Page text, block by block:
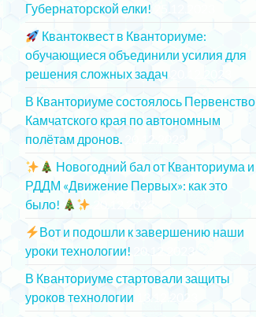
Губернаторской елки!
Квантоквест в Кванториуме:
обучающиеся объединили усилия для
решения сложных задач
В Кванториуме состоялось Первенство
Камчатского края по автономным
полётам дронов.
Новогодний бал от Кванториума и
РДДМ «Движение Первых»: как это
было!
Вот и подошли к завершению наши
уроки технологии!
В Кванториуме стартовали защиты
уроков технологии